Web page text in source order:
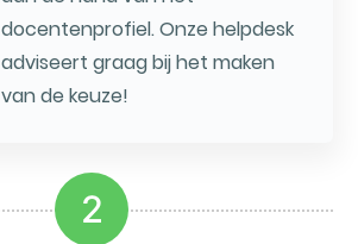
docentenprofiel. Onze helpdesk
adviseert graag bij het maken
van de keuze!
2